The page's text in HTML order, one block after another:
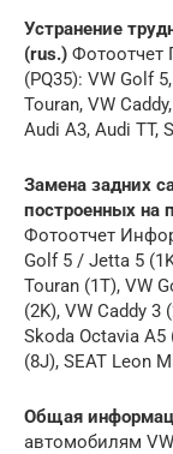
Устранение
(rus.)
(PQ35): VW Golf
Touran, VW
Audi A3, Audi TT,
Замена задних
построенных на
Фотоотчет
Golf 5 / Jetta 5
Touran (1T), VW
(2K), VW Caddy 3
Skoda Octavia A5
(8J), SEAT Leon
Общая
автомобилям